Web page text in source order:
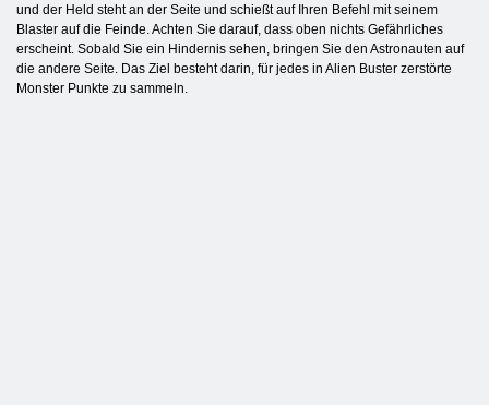
und der Held steht an der Seite und schießt auf Ihren Befehl mit seinem
Blaster auf die Feinde. Achten Sie darauf, dass oben nichts Gefährliches
erscheint. Sobald Sie ein Hindernis sehen, bringen Sie den Astronauten auf
die andere Seite. Das Ziel besteht darin, für jedes in Alien Buster zerstörte
Monster Punkte zu sammeln.